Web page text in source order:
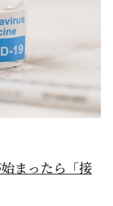
まったら「接